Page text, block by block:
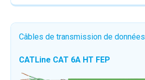
Câbles de transmission de données
CATLine CAT 6A HT FEP